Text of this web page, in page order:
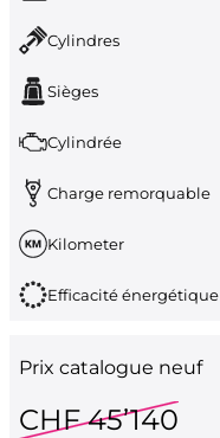
Cylindres
Sièges
Cylindrée
Charge remorquable
Kilometer
Efficacité énergétique
Prix catalogue neuf
CHF 45’140